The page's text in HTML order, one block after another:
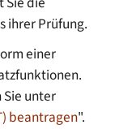
ihrer Prüfung.
einer
unter
beantragen".